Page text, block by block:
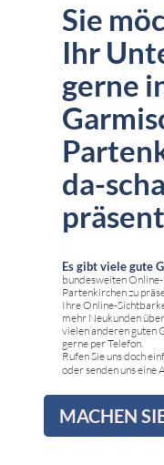
Sie
Ihr
gerne
da-
Es gibt viele gute
bundesweiten
Partenkirchen zu
Ihre Online-
mehr Neukunden
vielen anderen guten
gerne per Telefon.
Rufen Sie uns doch
oder senden uns eine
MACHEN